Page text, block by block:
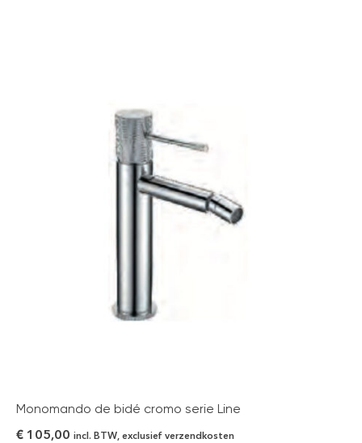
Monomando de bidé cromo serie Line
€ 105,00 incl. BTW, exclusief verzendkosten